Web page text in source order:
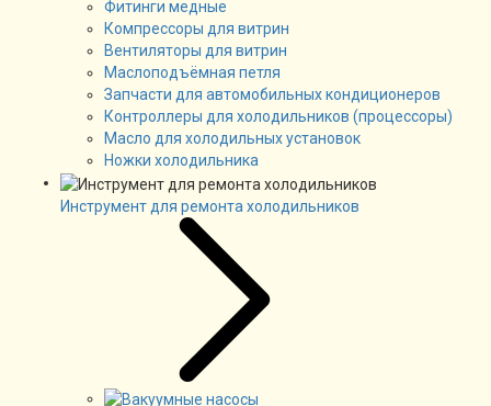
Фитинги медные
Компрессоры для витрин
Вентиляторы для витрин
Маслоподъёмная петля
Запчасти для автомобильных кондиционеров
Контроллеры для холодильников (процессоры)
Масло для холодильных установок
Ножки холодильника
Инструмент для ремонта холодильников